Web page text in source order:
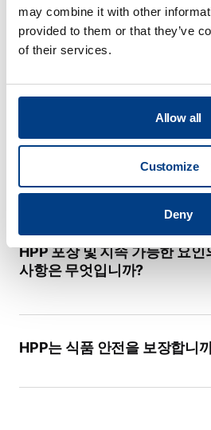
may combine it with other
provided to them or that they’ve
of their services.
Allow all
Customize
Deny
무엇입니까?
Quintus ® Care는 다른 HPP
HPP 포장 및 지속 가능한 요인
사항은 무엇입니까?
HPP는 식품 안전을 보장합니